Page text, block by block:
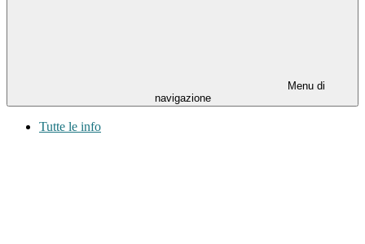
Menu di
navigazione
Tutte le info